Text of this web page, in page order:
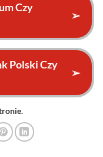
Czy
➢
Polski Czy
➢